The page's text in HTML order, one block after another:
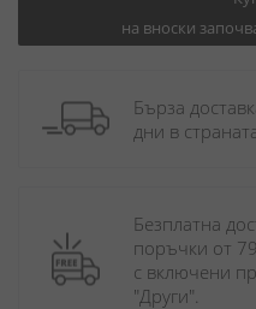
на вноски
Бърза
дни в
Безплатна
поръчки от
с включени
"Други".